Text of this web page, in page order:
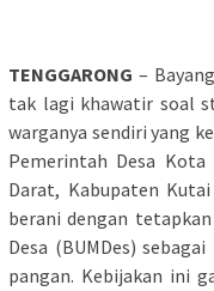
TENGGARONG –
tak lagi khawatir soal
warganya sendiri yang
Pemerintah Desa
Darat, Kabupaten
berani dengan
Desa (BUMDes)
pangan. Kebijakan ini